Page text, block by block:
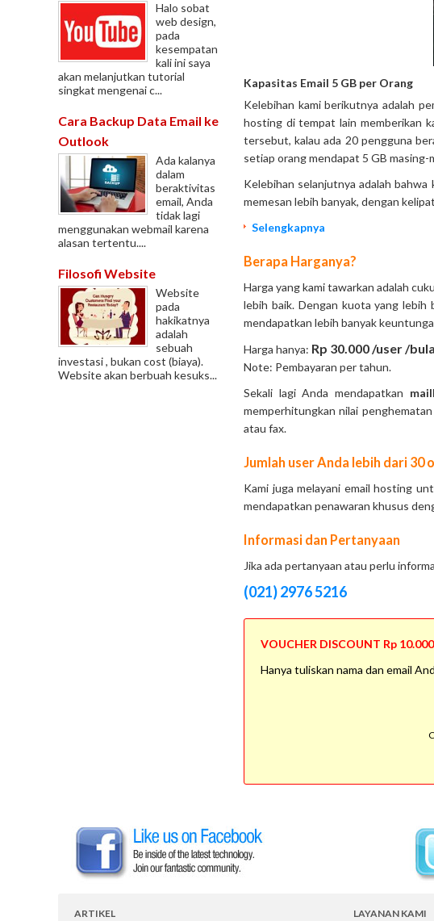
Halo sobat
web design,
pada
kesempatan
kali ini saya
akan melanjutkan tutorial
singkat mengenai c...
Cara Backup Data Email ke
Outlook
Ada kalanya
dalam
beraktivitas
email, Anda
tidak lagi
menggunakan webmail karena
alasan tertentu....
Filosofi Website
Website
pada
hakikatnya
adalah
sebuah
investasi , bukan cost (biaya).
Website akan berbuah kesuks...
Kapasitas Email 5 GB per Orang
Kelebihan kami berikutnya adalah
hosting di tempat lain memberikan
tersebut, kalau ada 20 pengguna
setiap orang mendapat 5 GB masing-
Kelebihan selanjutnya adalah
memesan lebih banyak, dengan
Selengkapnya
Berapa Harganya?
Harga yang kami tawarkan adalah
lebih baik. Dengan kuota yang lebih
mendapatkan lebih banyak
Harga hanya: Rp 30.000 /user /
Note: Pembayaran per tahun.
Sekali lagi Anda mendapatkan
memperhitungkan nilai
atau fax.
Jumlah user Anda lebih dari 30
Kami juga melayani email hosting
mendapatkan penawaran khusus
Informasi dan Pertanyaan
Jika ada pertanyaan atau perlu
(021) 2976 5216
VOUCHER DISCOUNT Rp 10.000
Hanya tuliskan nama dan email
ARTIKEL LAYANAN KAMI